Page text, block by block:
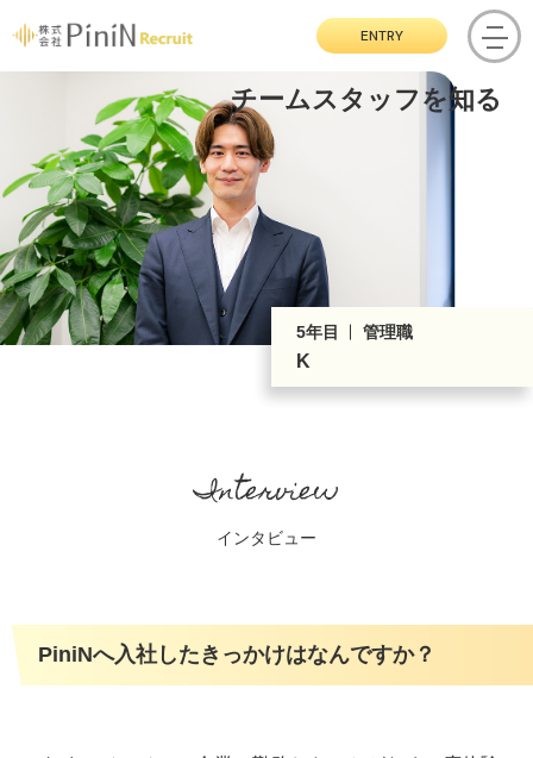
ENTRY
チームスタッフを知る
5年目 管理職
K
Interview
PiniNへ入社したきっかけはなんですか？